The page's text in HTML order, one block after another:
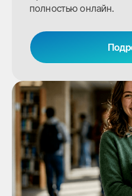
полностью онлайн.